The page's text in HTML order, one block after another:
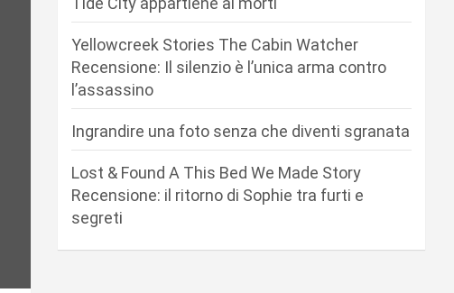
Yellowcreek Stories The Cabin Watcher
Recensione: Il silenzio è l’unica arma contro
l’assassino
Ingrandire una foto senza che diventi sgranata
Lost & Found A This Bed We Made Story
Recensione: il ritorno di Sophie tra furti e
segreti